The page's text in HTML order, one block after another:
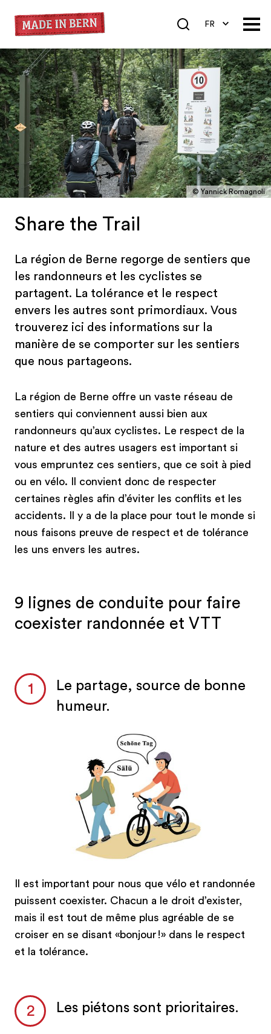
FR
EN
© Yannick Romagnoli
Share the Trail
La région de Berne regorge de sentiers que
les randonneurs et les cyclistes se
partagent. La tolérance et le respect
envers les autres sont primordiaux. Vous
trouverez ici des informations sur la
manière de se comporter sur les sentiers
que nous partageons.
La région de Berne offre un vaste réseau de
sentiers qui conviennent aussi bien aux
randonneurs qu’aux cyclistes. Le respect de la
nature et des autres usagers est important si
vous empruntez ces sentiers, que ce soit à pied
ou en vélo. Il convient donc de respecter
certaines règles afin d’éviter les conflits et les
accidents. Il y a de la place pour tout le monde si
nous faisons preuve de respect et de tolérance
les uns envers les autres.
9 lignes de conduite pour faire
coexister randonnée et VTT
Le partage, source de bonne
humeur.
Il est important pour nous que vélo et randonnée
puissent coexister. Chacun a le droit d’exister,
mais il est tout de même plus agréable de se
croiser en se disant «bonjour!» dans le respect
et la tolérance.
Les piétons sont prioritaires.